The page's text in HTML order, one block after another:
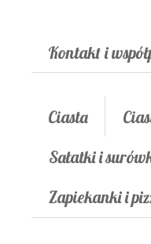
Kontakt i
Ciasta
Sałatki i
Zapiekanki i